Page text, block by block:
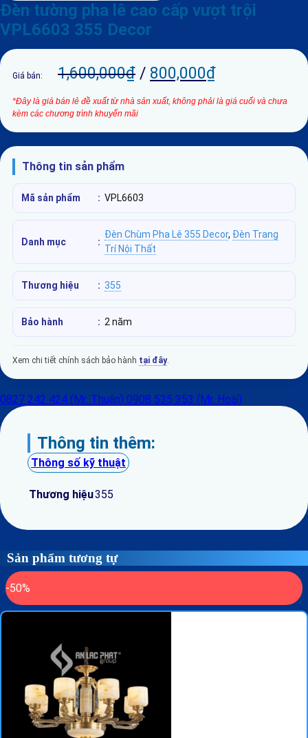
Đèn tường pha lê cao cấp vượt trội
VPL6603 355 Decor
Giá bán: 1,600,000₫ / 800,000₫
*Đây là giá bán lẻ đề xuất từ nhà sản xuất, không phải là giá cuối và chưa
kèm các chương trình khuyến mãi
Thông tin sản phẩm
Mã sản phẩm : VPL6603
Danh mục :
Đèn Chùm Pha Lê 355 Decor, Đèn Trang
Trí Nội Thất
Thương hiệu : 355
Bảo hành : 2 năm
Xem chi tiết chính sách bảo hành tại đây.
0827 242 424 (Mr. Thuận) 0908 535 353 (Mr. Hoài)
Thông tin thêm:
Thông số kỹ thuật
Thương hiệu355
Sản phẩm tương tự
-50%